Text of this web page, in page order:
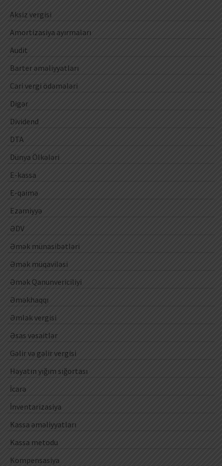
Aksiz vergisi
Amortizasiya ayırmaları
Audit
Barter əməliyyatları
Cari vergi ödəmələri
Digər
Dividend
DTA
Dünya Ölkələri
E-kassa
E-qaimə
Ezamiyyə
ƏDV
Əmək münasibətləri
Əmək müqaviləsi
Əmək Qanunvericiliyi
Əməkhaqqı
Əmlak vergisi
Əsas vəsaitlər
Gəlir və gəlir vergisi
Həyatın yığım sığortası
İcarə
İnventarizasiya
Kassa əməliyyatları
Kassa metodu
Kompensasiya